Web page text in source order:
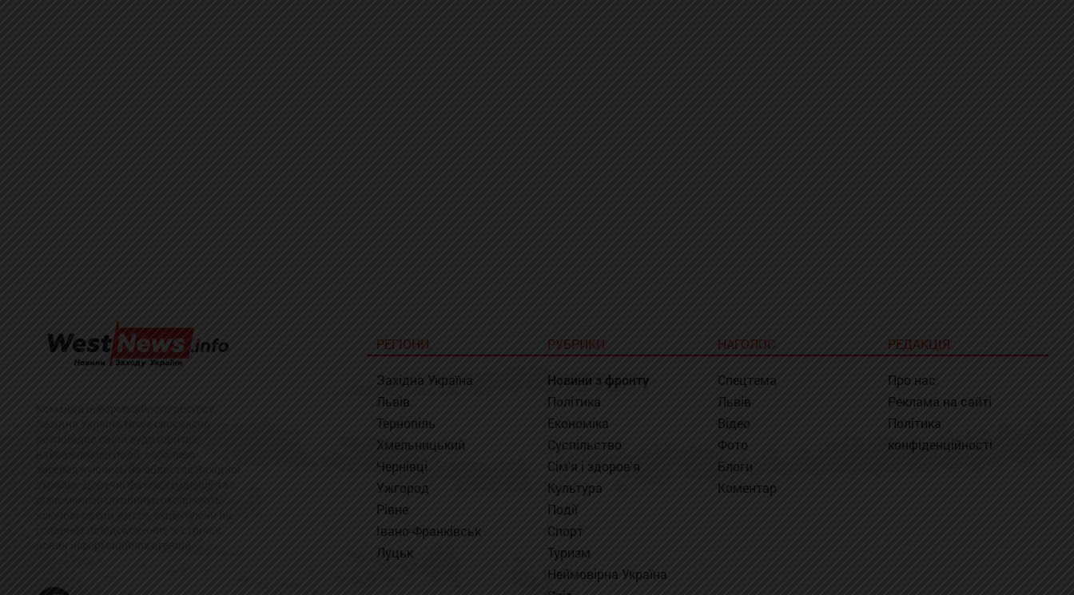
РЕГІОНИ
Західна Україна
Львів
Тернопіль
Хмельницький
Чернівці
Ужгород
Рівне
Івано-Франківськ
Луцьк
РУБРИКИ
Новини з фронту
Політика
Економіка
Суспільство
Сім'я і здоров'я
Культура
Події
Спорт
Туризм
Неймовірна Україна
НАГОЛОС
Спецтема
Львів
Відео
Фото
Блоги
Коментар
РЕДАКЦІЯ
Про нас
Реклама на сайті
Політика
конфіденційності